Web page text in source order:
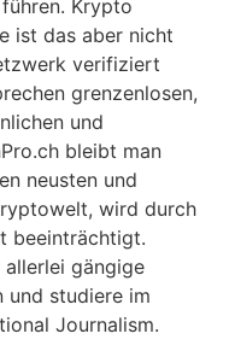
Krypto
ist das aber nicht
verifiziert
grenzenlosen,
und
bleibt man
neusten und
wird durch
beeinträchtigt.
gängige
und studiere im
Journalism.